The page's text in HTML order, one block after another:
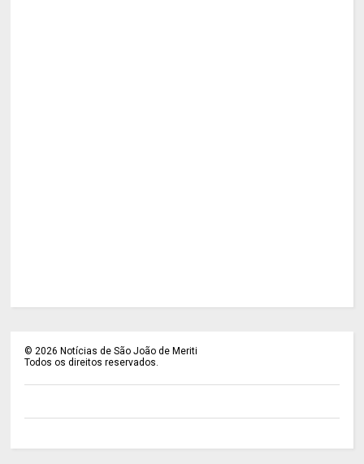
©2026 Notícias de São João de Meriti
Todos os direitos reservados.